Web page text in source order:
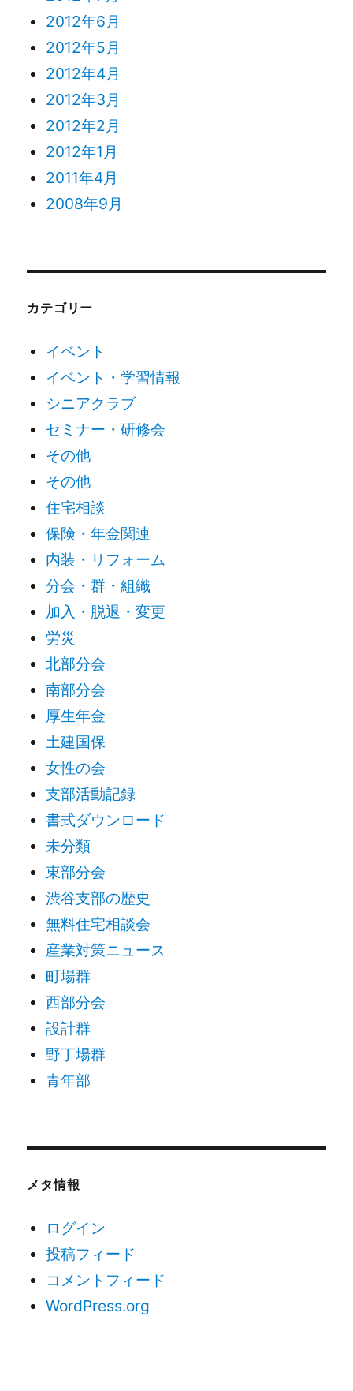
2012年6月
2012年5月
2012年4月
2012年3月
2012年2月
2012年1月
2011年4月
2008年9月
カテゴリー
イベント
イベント・学習情報
シニアクラブ
セミナー・研修会
その他
その他
住宅相談
保険・年金関連
内装・リフォーム
分会・群・組織
加入・脱退・変更
労災
北部分会
南部分会
厚生年金
土建国保
女性の会
支部活動記録
書式ダウンロード
未分類
東部分会
渋谷支部の歴史
無料住宅相談会
産業対策ニュース
町場群
西部分会
設計群
野丁場群
青年部
メタ情報
ログイン
投稿フィード
コメントフィード
WordPress.org